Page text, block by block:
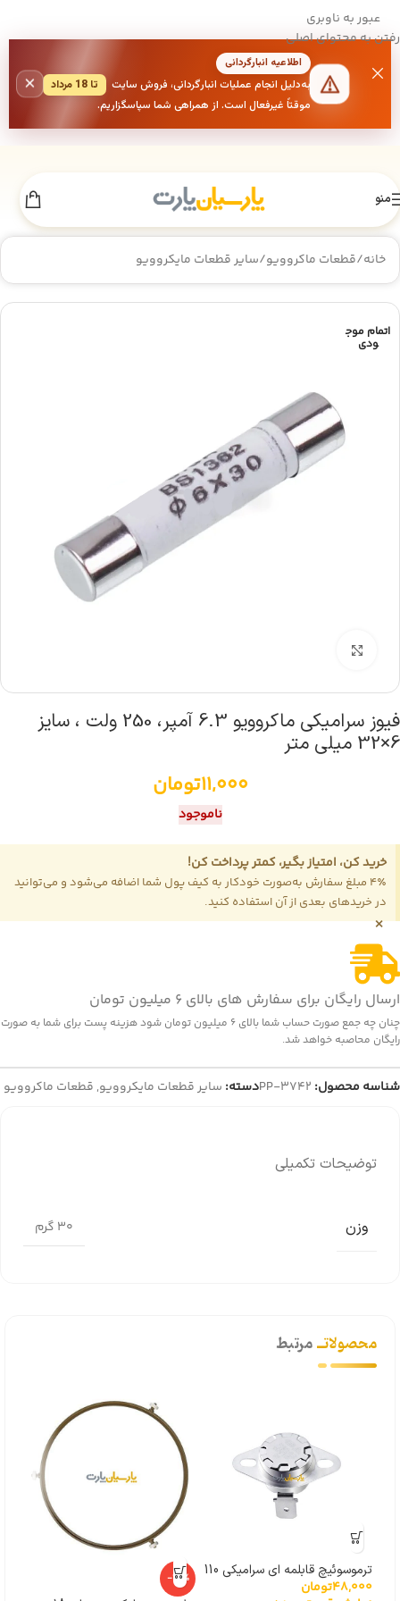
عبور به ناوبری
رفتن به محتوای اصلی
اطلاعیه انبارگردانی
به‌دلیل انجام عملیات انبارگردانی، فروش سایت
تا 18 مرداد
موقتاً غیرفعال است. از همراهی شما سپاسگزاریم.
×
منو
خانه/قطعات ماکروویو/سایر قطعات مایکروویو
اتمام موج
ودی
فیوز سرامیکی ماکروویو 6.3 آمپر، 250 ولت ، سایز
6×32 میلی متر
11,000تومان
ناموجود
خرید کن، امتیاز بگیر، کمتر پرداخت کن!
4٪ مبلغ سفارش به‌صورت خودکار به کیف پول شما اضافه می‌شود و می‌توانید
در خریدهای بعدی از آن استفاده کنید.
×
ارسال رایگان برای سفارش های بالای 6 میلیون تومان
چنان چه جمع صورت حساب شما بالای 6 میلیون تومان شود هزینه پست برای شما به صورت
رایگان محاصبه خواهد شد.
شناسه محصول: PP-3742دسته: سایر قطعات مایکروویو, قطعات ماکروویو
توضیحات تکمیلی
وزن 30 گرم
محصولاتــمرتبط
ترموسوئیچ قابلمه ای سرامیکی 110
درجه
48,000تومان
-25%